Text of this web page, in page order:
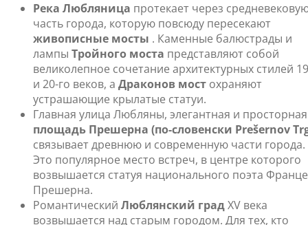
Река Любляница протекает через
часть города, которую повсюду пересекают
живописные мосты . Каменные балюстрады и
лампы Тройного моста представляют собой
великолепное сочетание архитектурных стилей 19
и 20-го веков, а Драконов мост охраняют
устрашающие крылатые статуи.
Главная улица Любляны, элегантная и просторная
площадь Прешерна (по-словенски Prešernov
связывает древнюю и современную части города.
Это популярное место встреч, в центре которого
возвышается статуя национального поэта Франце
Прешерна.
Романтический Люблянский градXV века
возвышается над старым городом. Для тех, кто